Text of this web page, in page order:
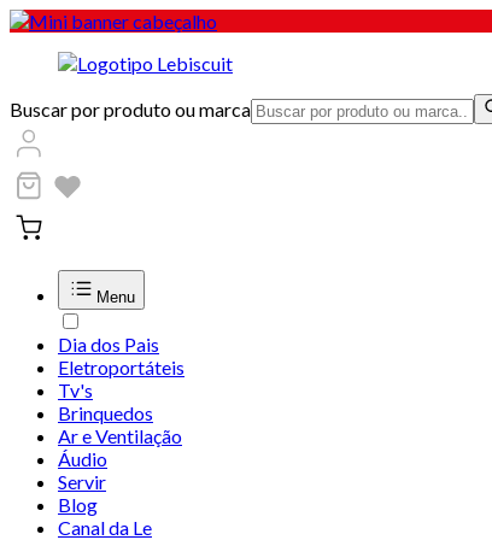
Buscar por produto ou marca
Menu
Dia dos Pais
Eletroportáteis
Tv's
Brinquedos
Ar e Ventilação
Áudio
Servir
Blog
Canal da Le